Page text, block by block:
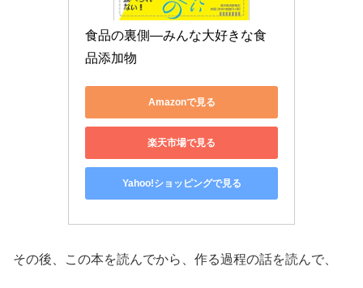
食品の裏側―みんな大好きな食
品添加物
Amazonで見る
楽天市場で見る
Yahoo!ショッピングで見る
その後、この本を読んでから、作る過程の話を読んで、